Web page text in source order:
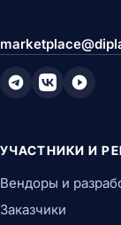
УЧАСТНИКИ И
Вендоры и
Заказчики